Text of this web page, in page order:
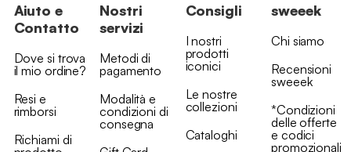
Aiuto e
Contatto
Dove si trova
il mio ordine?
Resi e
rimborsi
Richiami di
Nostri
servizi
Metodi di
pagamento
Modalità e
condizioni di
consegna
Consigli
I nostri
prodotti
iconici
Le nostre
collezioni
Cataloghi
sweeek
Chi siamo
Recensioni
sweeek
*Condizioni
delle offerte
e codici
promozionali